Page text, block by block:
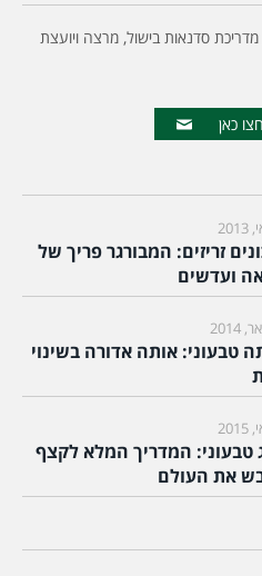
מדריכת סדנאות בישול, מרצה ויועצת
כאן
זריזים: המבורגר פריך של
ועדשים
טבעוני: אותה אדורה בשינוי
טבעוני: המדריך המלא לקצף
את העולם